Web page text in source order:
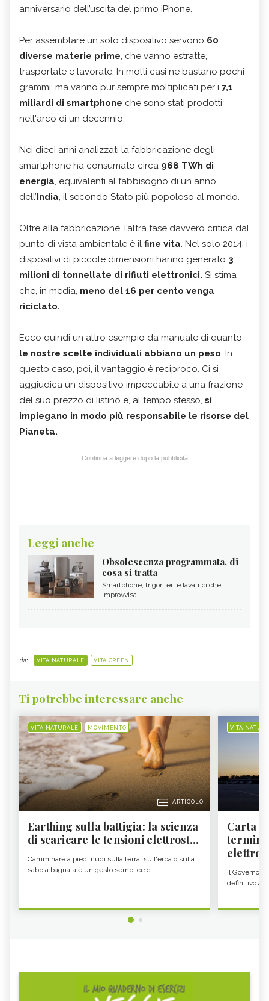
anniversario dell’uscita del primo iPhone.
Per assemblare un solo dispositivo servono 60
diverse materie prime, che vanno estratte,
trasportate e lavorate. In molti casi ne bastano pochi
grammi: ma vanno pur sempre moltiplicati per i 7,1
miliardi di smartphone che sono stati prodotti
nell'arco di un decennio.
Nei dieci anni analizzati la fabbricazione degli
smartphone ha consumato circa 968 TWh di
energia, equivalenti al fabbisogno di un anno
dell’India, il secondo Stato più popoloso al mondo.
Oltre alla fabbricazione, l’altra fase davvero critica dal
punto di vista ambientale è il fine vita. Nel solo 2014, i
dispositivi di piccole dimensioni hanno generato 3
milioni di tonnellate di rifiuti elettronici. Si stima
che, in media, meno del 16 per cento venga
riciclato.
Ecco quindi un altro esempio da manuale di quanto
le nostre scelte individuali abbiano un peso. In
questo caso, poi, il vantaggio è reciproco. Ci si
aggiudica un dispositivo impeccabile a una frazione
del suo prezzo di listino e, al tempo stesso, si
impiegano in modo più responsabile le risorse del
Pianeta.
Continua a leggere dopo la pubblicità
Leggi anche
Obsolescenza programmata, di
cosa si tratta
Smartphone, frigoriferi e lavatrici che
improvvisa...
da: VITA NATURALE VITA GREEN
Ti potrebbe interessare anche
VITA NATURALE MOVIMENTO
ARTICOLO
Earthing sulla battigia: la scienza
di scaricare le tensioni elettrost...
Camminare a piedi nudi sulla terra, sull'erba o sulla
sabbia bagnata è un gesto semplice c...
VITA
Carta
Il Governo
definitivo